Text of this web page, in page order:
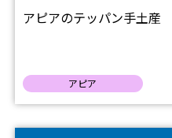
アピアのテッパン手土産
アピア